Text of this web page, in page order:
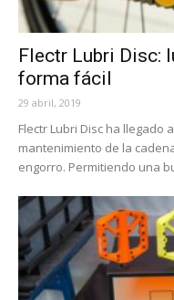
Flectr Lubri Disc:
forma fácil
29 abril, 2019
Flectr Lubri Disc ha llegado
mantenimiento de la
engorro. Permitiendo una